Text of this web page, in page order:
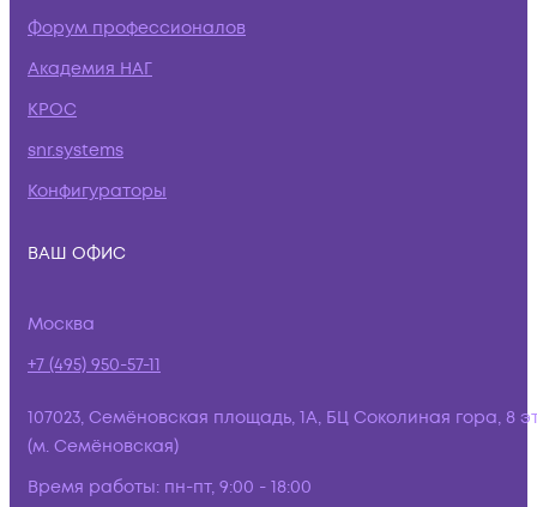
Форум профессионалов
Академия НАГ
КРОС
snr.systems
Конфигураторы
ВАШ ОФИС
Москва
+7 (495) 950-57-11
107023, Семёновская площадь, 1А, БЦ Соколиная гора, 8
(м. Семёновская)
Время работы: пн-пт, 9:00 - 18:00